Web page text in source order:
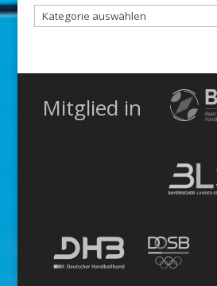
Nach
Kategorie
Mitglied in